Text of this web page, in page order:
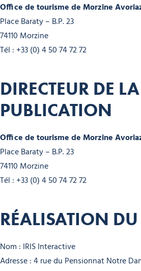
Office de tourisme de Morzine
Place Baraty – B.P. 23
74110 Morzine
Tél : +33 (0) 4 50 74 72 72
DIRECTEUR DE LA
PUBLICATION
Office de tourisme de Morzine
Place Baraty – B.P. 23
74110 Morzine
Tél : +33 (0) 4 50 74 72 72
RÉALISATION DU
Nom : IRIS Interactive
Adresse : 4 rue du Pensionnat Notre